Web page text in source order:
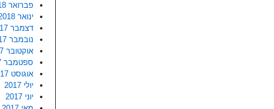
פברואר 2018
ינואר 2018
דצמבר 2017
נובמבר 2017
אוקטובר 2017
ספטמבר 2017
אוגוסט 2017
יולי 2017
יוני 2017